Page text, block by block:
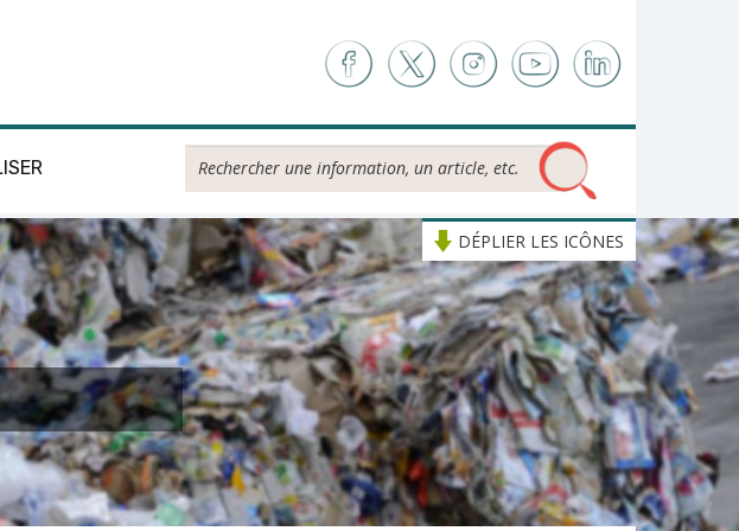
Rechercher...
DÉPLIER LES ICÔNES